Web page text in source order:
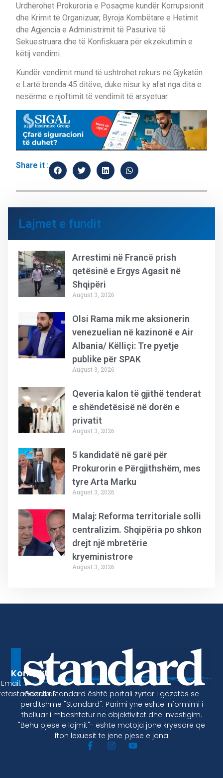
Urdhërohet Prokuroria e Posaçme kundër Korrupsionit
dhe Krimit të Organizuar, Byroja Kombëtare e Hetimit
dhe Agjencia e Administrimit të Pasurive të
Sekuestruara dhe të Konfiskuara për ekzekutimin e
këtij vendimi.
Kundër vendimit mund të ushtrohet rekurs në Gjykatën
e Lartë brenda 45 ditëve, duke nisur ky afat nga dita e
nesërme e njoftimit të vendimit të arsyetuar.
Share it :
Lajmet e fundit
Arrestimi në Francë prish
qetësinë e Ergys Agasit në
Shqipëri
August 3, 2026
Olsi Rama mik me aksionerin
venezuelian në kazinonë e Air
Albania/ Këlliçi: Tre pyetje
publike për SPAK
August 3, 2026
Qeveria kalon të gjithë tenderat
e shëndetësisë në dorën e
privatit
August 3, 2026
5 kandidatë në garë për
Prokurorin e Përgjithshëm, mes
tyre Arta Marku
August 3, 2026
Malaj: Reforma territoriale solli
centralizim. Shqipëria po shkon
drejt një mbretërie
kryeministrore
August 3, 2026
Gazeta Standard është portali zyrtar i gazetës se
përditshme "Standard". Parimi ynë është informimi i
thelluar i mbeshtetur ne objektivitet dhe investigim.
"Behu pjese e lajmit"- eshte motoja jone kryesore qe
fton lexuesit te jene pjese e jona
Kontakt
Email: